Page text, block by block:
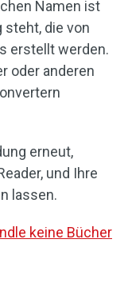
Namen ist
steht, die von
erstellt werden.
oder anderen
erneut,
und Ihre
lassen.
keine Bücher